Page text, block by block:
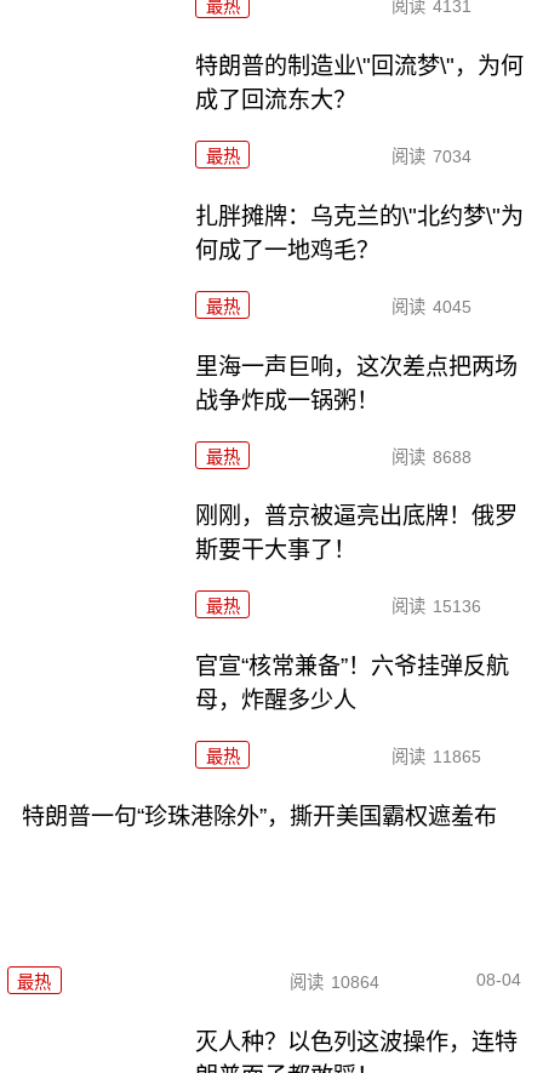
最热 阅读 4131
特朗普的制造业\"回流梦\"，为何
成了回流东大？
最热 阅读 7034
扎胖摊牌：乌克兰的\"北约梦\"为
何成了一地鸡毛？
最热 阅读 4045
里海一声巨响，这次差点把两场
战争炸成一锅粥！
最热 阅读 8688
刚刚，普京被逼亮出底牌！俄罗
斯要干大事了！
最热 阅读 15136
官宣“核常兼备”！六爷挂弹反航
母，炸醒多少人
最热 阅读 11865
特朗普一句“珍珠港除外”，撕开美国霸权遮羞布
最热 阅读 10864 08-04
灭人种？以色列这波操作，连特